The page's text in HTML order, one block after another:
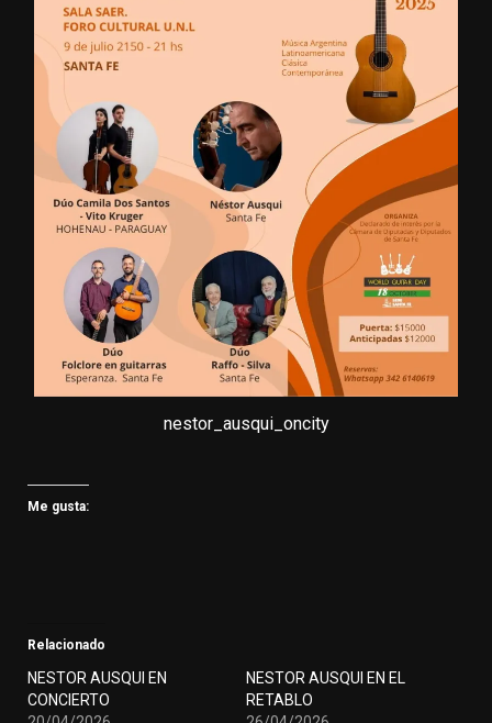
nestor_ausqui_oncity
Me gusta:
Relacionado
NESTOR AUSQUI EN
CONCIERTO
NESTOR AUSQUI EN EL
RETABLO